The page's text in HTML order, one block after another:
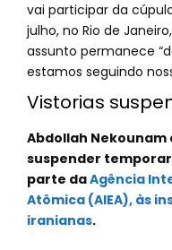
vai participar da
julho, no Rio de
assunto permanece
estamos seguindo
Vistorias
Abdollah
suspender
parte daAgência
Atômica (AIEA), às
iranianas.